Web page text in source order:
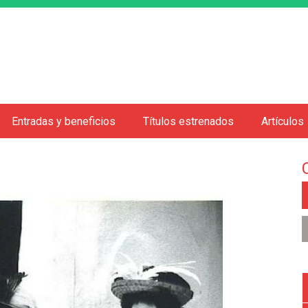
Entradas y beneficios Títulos estrenados Artículos